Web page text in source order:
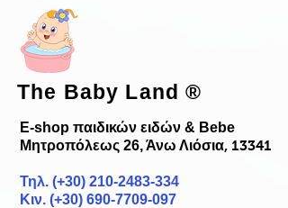
The Baby Land®
E-shop παιδικών ειδών & Bebe
Μητροπόλεως 26, Άνω Λιόσια, 13341
Τηλ. (+30) 210-2483-334
Κιν. (+30) 690-7709-097